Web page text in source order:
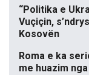
“Politika e
Vuçiçin,
Kosovën
Roma e ka
me huazim